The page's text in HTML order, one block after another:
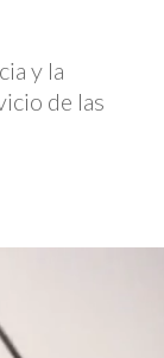
y la
de las